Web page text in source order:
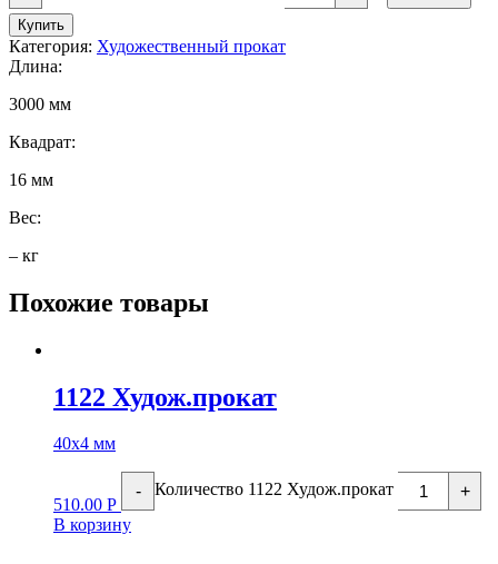
Купить
Категория: Художественный прокат
Длина:
3000 мм
Квадрат:
16 мм
Вес:
– кг
Похожие товары
1122 Худож.прокат
40х4 мм
510.00 Р
- Количество 1122 Худож.прокат
+
В корзину